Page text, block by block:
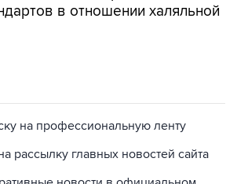
в отношении халяльной
на профессиональную ленту
рассылку главных новостей сайта